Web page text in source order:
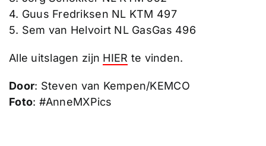
4. Guus Fredriksen NL KTM 497
5. Sem van Helvoirt NL GasGas 496
Alle uitslagen zijn HIER te vinden.
Door: Steven van Kempen/KEMCO
Foto: #AnneMXPics